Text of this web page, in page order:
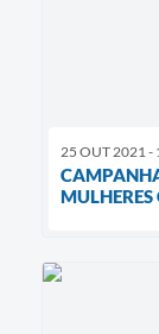
25 OUT 2021 -